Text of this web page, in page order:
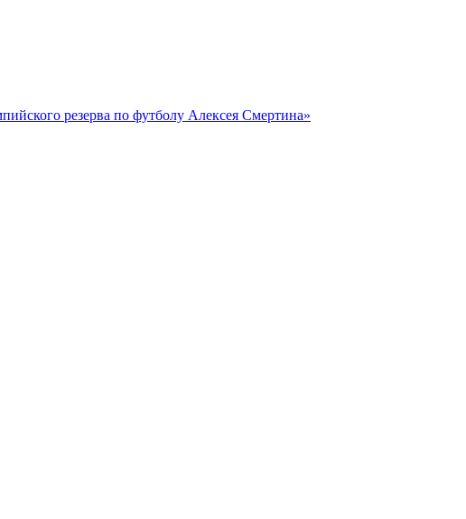
резерва по футболу Алексея Смертина»